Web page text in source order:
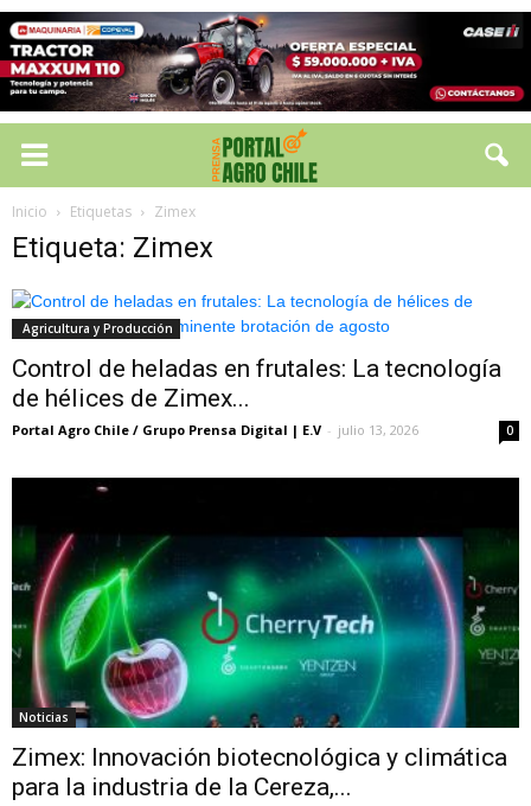
Inicio Etiquetas Zimex
Etiqueta: Zimex
Agricultura y Producción
Control de heladas en frutales: La tecnología
de hélices de Zimex...
Portal Agro Chile / Grupo Prensa Digital | E.V - julio 13, 2026 0
Noticias
Zimex: Innovación biotecnológica y climática
para la industria de la Cereza,...